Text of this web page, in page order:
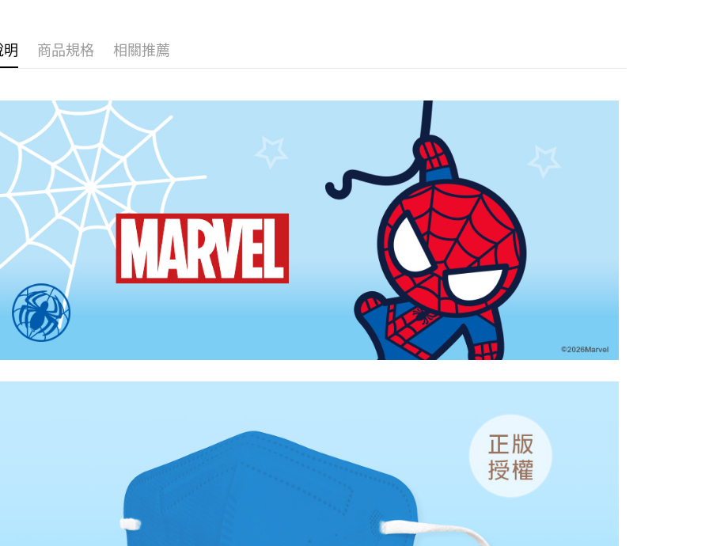
每筆NT$80，滿NT$859(含以上)免運費
每筆NT$85，滿NT$859(含以上)免運費
明 商品規格 相關推薦